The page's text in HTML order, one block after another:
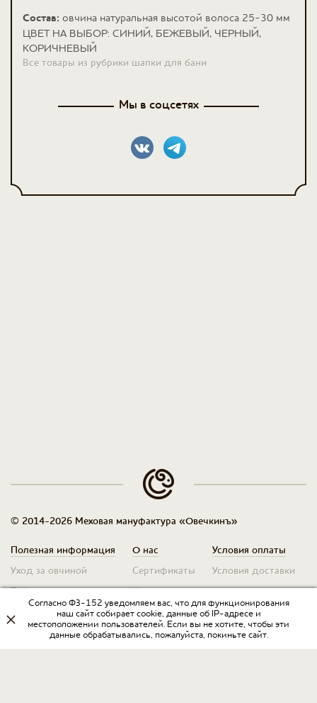
Состав: овчина натуральная высотой волоса 25-30 мм
ЦВЕТ НА ВЫБОР: СИНИЙ, БЕЖЕВЫЙ, ЧЕРНЫЙ,
КОРИЧНЕВЫЙ
Все товары из рубрики шапки для бани
Мы в соцсетях
© 2014-2026 Меховая мануфактура «Овечкинъ»
Полезная информация
Уход за овчиной
Таблица размеров
О нас
Сертификаты
Контакты
Условия оплаты
Условия доставки
Оплата для юр. лиц
Условия возврата
Оптовикам
Договор оферты
Согласно ФЗ-152 уведомляем вас, что для функционирования
наш сайт собирает cookie, данные об IP-адресе и
местоположении пользователей. Если вы не хотите, чтобы эти
данные обрабатывались, пожалуйста, покиньте сайт.